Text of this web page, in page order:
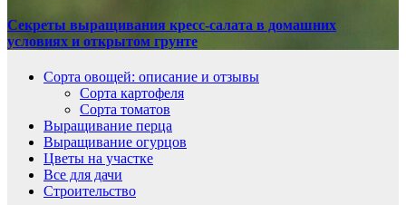
Секреты выращивания кресс-салата в домашних
условиях и открытом грунте
Сорта овощей: описание и отзывы
Сорта картофеля
Сорта томатов
Выращивание перца
Выращивание огурцов
Цветы на участке
Все для дачи
Строительство